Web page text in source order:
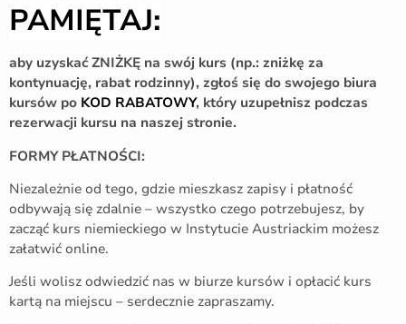
PAMIĘTAJ:
aby uzyskać ZNIŻKĘ na swój kurs (np.: zniżkę za
kontynuację, rabat rodzinny), zgłoś się do swojego biura
kursów po KOD RABATOWY, który uzupełnisz podczas
rezerwacji kursu na naszej stronie.
FORMY PŁATNOŚCI:
Niezależnie od tego, gdzie mieszkasz zapisy i płatność
odbywają się zdalnie – wszystko czego potrzebujesz, by
zacząć kurs niemieckiego w Instytucie Austriackim możesz
załatwić online.
Jeśli wolisz odwiedzić nas w biurze kursów i opłacić kurs
kartą na miejscu – serdecznie zapraszamy.